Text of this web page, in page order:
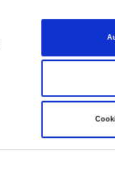
Français